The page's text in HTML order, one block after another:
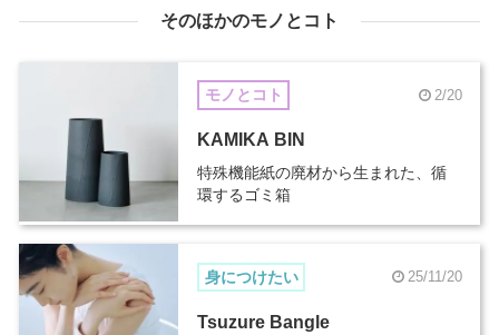
そのほかのモノとコト
モノとコト 2/20
KAMIKA BIN
特殊機能紙の廃材から生まれた、循
環するゴミ箱
身につけたい 25/11/20
Tsuzure Bangle